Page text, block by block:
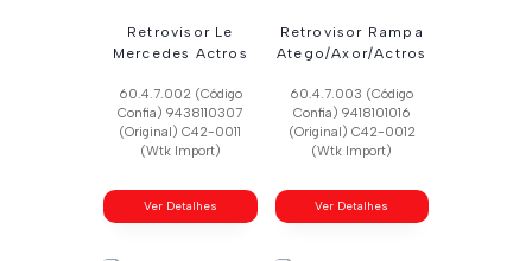
Retrovisor Le
Mercedes Actros
60.4.7.002 (Código
Confia) 9438110307
(Original) C42-0011
(Wtk Import)
Ver Detalhes
Retrovisor Rampa
Atego/Axor/Actros
60.4.7.003 (Código
Confia) 9418101016
(Original) C42-0012
(Wtk Import)
Ver Detalhes